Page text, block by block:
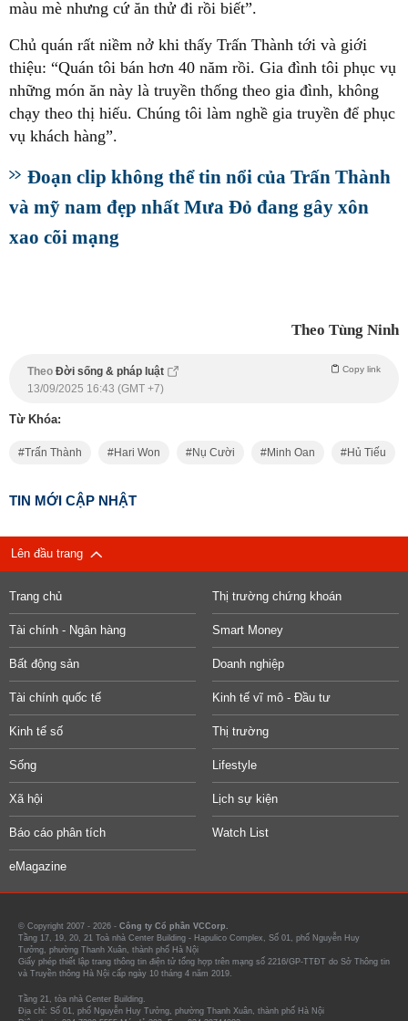
màu mè nhưng cứ ăn thử đi rồi biết”.
Chủ quán rất niềm nở khi thấy Trấn Thành tới và giới
thiệu: “Quán tôi bán hơn 40 năm rồi. Gia đình tôi phục vụ
những món ăn này là truyền thống theo gia đình, không
chạy theo thị hiếu. Chúng tôi làm nghề gia truyền để phục
vụ khách hàng”.
Đoạn clip không thể tin nổi của Trấn Thành
và mỹ nam đẹp nhất Mưa Đỏ đang gây xôn
xao cõi mạng
Theo Tùng Ninh
Theo Đời sống & pháp luật Copy link
13/09/2025 16:43 (GMT +7)
Từ Khóa:
Trấn Thành Hari Won Nụ Cười Minh Oan Hủ Tiếu
TIN MỚI CẬP NHẬT
Lên đầu trang
Trang chủ Thị trường chứng khoán
Tài chính - Ngân hàng Smart Money
Bất động sản Doanh nghiệp
Tài chính quốc tế Kinh tế vĩ mô - Đầu tư
Kinh tế số Thị trường
Sống Lifestyle
Xã hội Lịch sự kiện
Báo cáo phân tích Watch List
eMagazine
© Copyright 2007 - 2026 - Công ty Cổ phần VCCorp.
Tầng 17, 19, 20, 21 Toà nhà Center Building - Hapulico Complex, Số 01, phố Nguyễn Huy
Tưởng, phường Thanh Xuân, thành phố Hà Nội
Giấy phép thiết lập trang thông tin điện tử tổng hợp trên mạng số 2216/GP-TTĐT do Sở Thông tin
và Truyền thông Hà Nội cấp ngày 10 tháng 4 năm 2019.
Tầng 21, tòa nhà Center Building.
Địa chỉ: Số 01, phố Nguyễn Huy Tưởng, phường Thanh Xuân, thành phố Hà Nội